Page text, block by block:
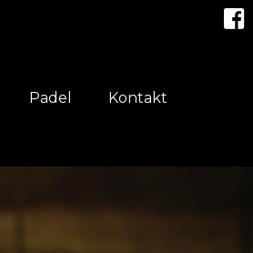
Padel Kontakt